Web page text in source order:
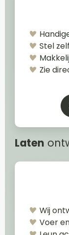
Stel
Zie
Laten
Wij
Voer